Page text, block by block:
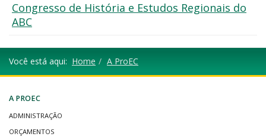
Congresso de História e Estudos Regionais do
ABC
Você está aqui: Home A ProEC
A PROEC
ADMINISTRAÇÃO
ORÇAMENTOS